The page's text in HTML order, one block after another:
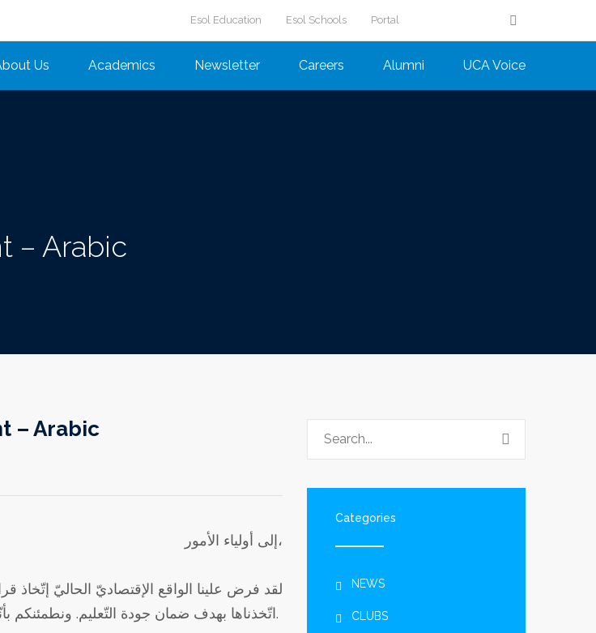
Esol Education Esol Schools Portal
Us Academics Newsletter Careers Alumni UCA Voice
– Arabic
– Arabic
إلى أولياء الأمور،
لقد فرض علينا الواقع الإقتصاديّ الحاليّ إتّخاذ
اتّخذناها بهدف ضمان جودة التّعليم. ونطمئنكم بأنّنا سنبذل جهدنا لخدمة طلّابنا ومجتمعنا التّعليميّ بكلّ ما في وسعنا.
Categories
NEWS
CLUBS